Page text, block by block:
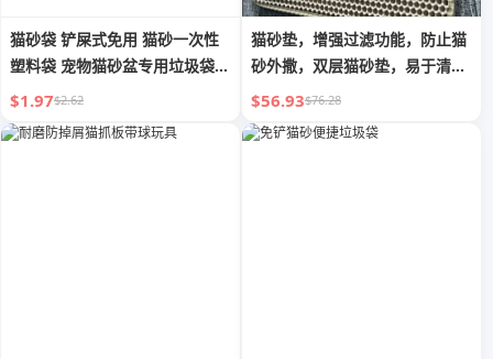
猫砂袋 铲屎式免用 猫砂一次性
塑料袋 宠物猫砂盆专用垃圾袋便
捷小工具
$1.97$2.62
猫砂垫，增强过滤功能，防止猫
砂外撒，双层猫砂垫，易于清理
和控制猫砂。
$56.93$76.28